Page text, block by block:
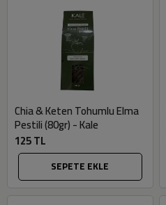
Chia & Keten Tohumlu Elma
Pestili (80gr) - Kale
125 TL
SEPETE EKLE